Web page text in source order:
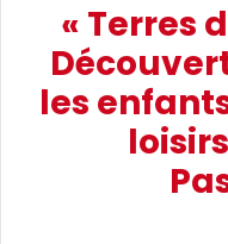
« Terres
les